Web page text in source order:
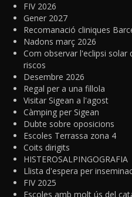
FIV 2026
Gener 2027
Recomanació cliniques
Nadons març 2026
Com observar l'eclipsi solar
riscos
Desembre 2026
Regal per a una fillola
Visitar Sigean a l'agost
Càmping per Sigean
Dubte sobre oposicions
Escoles Terrassa zona 4
Coits dirigits
HISTEROSALPINGOGRAFIA
Llista d'espera per
FIV 2025
Escoles amb molt ús del